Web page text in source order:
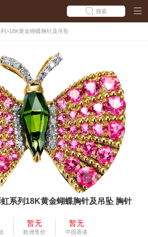
搜索
>18K黄金蝴蝶胸针及吊坠
系列18K黄金蝴蝶胸针及吊坠 胸针
暂无
欧洲售价
暂无
中国香港